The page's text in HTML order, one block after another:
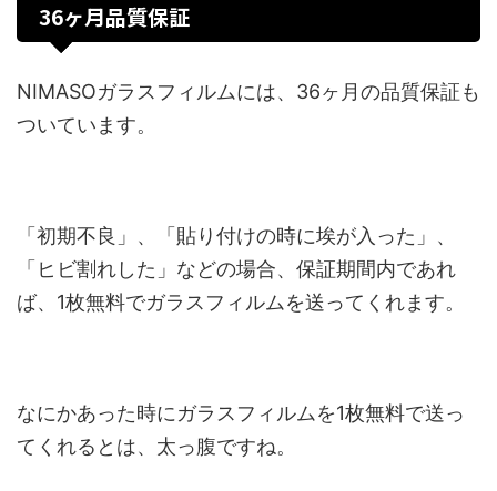
36ヶ月品質保証
NIMASOガラスフィルムには、36ヶ月の品質保証も
ついています。
「初期不良」、「貼り付けの時に埃が入った」、
「ヒビ割れした」などの場合、 保証期間内であれ
ば、1枚無料でガラスフィルムを送ってくれます。
なにかあった時にガラスフィルムを1枚無料で送っ
てくれるとは、太っ腹ですね。